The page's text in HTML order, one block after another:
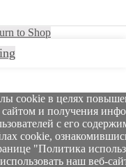
to Shop
cookie в целях
и получения
с его
cookie,
"Политика
наш веб-